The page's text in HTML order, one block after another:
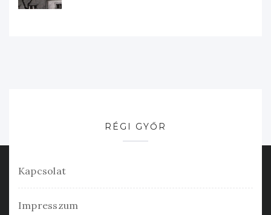
RÉGI GYŐR
Kapcsolat
Impresszum